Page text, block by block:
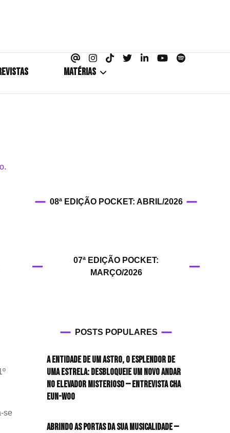
MATÉRIAS
HIT!Games
HIT!Diary
HIT!Lyrics
se
08ª EDIÇÃO POCKET: ABRIL/2026
07ª EDIÇÃO POCKET:
MARÇO/2026
POSTS POPULARES
A entidade de um astro, o esplendor de
uma estrela: desbloqueie um novo andar
no elevador misterioso — Entrevista CHA
EUN-WOO
Abrindo as portas da sua musicalidade —